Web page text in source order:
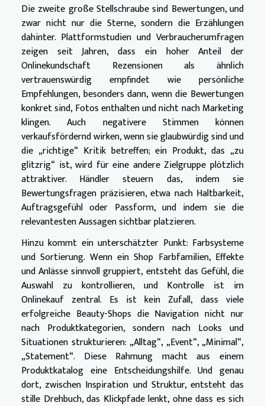
Die zweite große Stellschraube sind Bewertungen, und
zwar nicht nur die Sterne, sondern die Erzählungen
dahinter. Plattformstudien und Verbraucherumfragen
zeigen seit Jahren, dass ein hoher Anteil der
Onlinekundschaft Rezensionen als ähnlich
vertrauenswürdig empfindet wie persönliche
Empfehlungen, besonders dann, wenn die Bewertungen
konkret sind, Fotos enthalten und nicht nach Marketing
klingen. Auch negativere Stimmen können
verkaufsfördernd wirken, wenn sie glaubwürdig sind und
die „richtige“ Kritik betreffen; ein Produkt, das „zu
glitzrig“ ist, wird für eine andere Zielgruppe plötzlich
attraktiver. Händler steuern das, indem sie
Bewertungsfragen präzisieren, etwa nach Haltbarkeit,
Auftragsgefühl oder Passform, und indem sie die
relevantesten Aussagen sichtbar platzieren.
Hinzu kommt ein unterschätzter Punkt: Farbsysteme
und Sortierung. Wenn ein Shop Farbfamilien, Effekte
und Anlässe sinnvoll gruppiert, entsteht das Gefühl, die
Auswahl zu kontrollieren, und Kontrolle ist im
Onlinekauf zentral. Es ist kein Zufall, dass viele
erfolgreiche Beauty-Shops die Navigation nicht nur
nach Produktkategorien, sondern nach Looks und
Situationen strukturieren: „Alltag“, „Event“, „Minimal“,
„Statement“. Diese Rahmung macht aus einem
Produktkatalog eine Entscheidungshilfe. Und genau
dort, zwischen Inspiration und Struktur, entsteht das
stille Drehbuch, das Klickpfade lenkt, ohne dass es sich